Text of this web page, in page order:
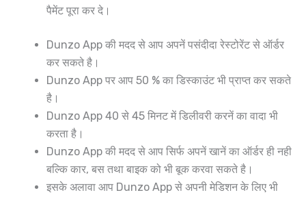
पैमेंट पूरा कर दे।
Dunzo App की मदद से आप अपनें पसंदीदा रेस्टोरेंट से ऑर्डर
कर सकते है।
Dunzo App पर आप 50 % का डिस्काउंट भी प्राप्त कर सकते
है।
Dunzo App 40 से 45 मिनट में डिलीवरी करनें का वादा भी
करता है।
Dunzo App की मदद से आप सिर्फ अपनें खानें का ऑर्डर ही नही
बल्कि कार, बस तथा बाइक को भी बूक करवा सकते है।
इसके अलावा आप Dunzo App से अपनी मेडिशन के लिए भी